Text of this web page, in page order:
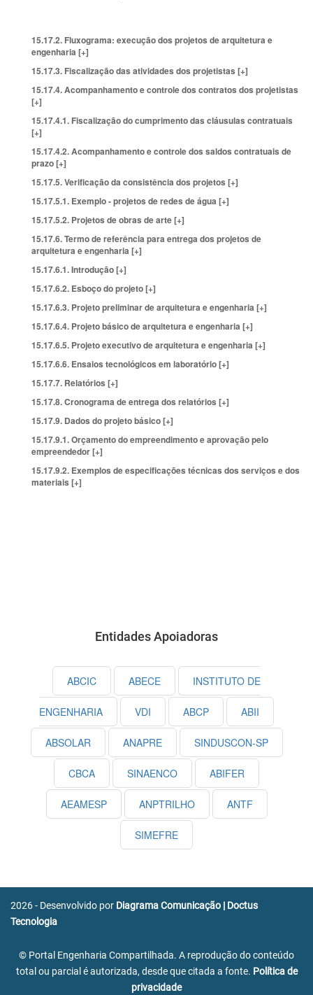
15.17.2. Fluxograma: execução dos projetos de arquitetura e
engenharia [+]
15.17.3. Fiscalização das atividades dos projetistas [+]
15.17.4. Acompanhamento e controle dos contratos dos projetistas
[+]
15.17.4.1. Fiscalização do cumprimento das cláusulas contratuais
[+]
15.17.4.2. Acompanhamento e controle dos saldos contratuais de
prazo [+]
15.17.5. Verificação da consistência dos projetos [+]
15.17.5.1. Exemplo - projetos de redes de água [+]
15.17.5.2. Projetos de obras de arte [+]
15.17.6. Termo de referência para entrega dos projetos de
arquitetura e engenharia [+]
15.17.6.1. Introdução [+]
15.17.6.2. Esboço do projeto [+]
15.17.6.3. Projeto preliminar de arquitetura e engenharia [+]
15.17.6.4. Projeto básico de arquitetura e engenharia [+]
15.17.6.5. Projeto executivo de arquitetura e engenharia [+]
15.17.6.6. Ensaios tecnológicos em laboratório [+]
15.17.7. Relatórios [+]
15.17.8. Cronograma de entrega dos relatórios [+]
15.17.9. Dados do projeto básico [+]
15.17.9.1. Orçamento do empreendimento e aprovação pelo
empreendedor [+]
15.17.9.2. Exemplos de especificações técnicas dos serviços e dos
materiais [+]
Entidades Apoiadoras
ABCIC ABECE INSTITUTO DE
ENGENHARIA VDI ABCP ABII
ABSOLAR ANAPRE SINDUSCON-SP
CBCA SINAENCO ABIFER
AEAMESP ANPTRILHO ANTF
SIMEFRE
2026 - Desenvolvido por Diagrama Comunicação | Doctus
Tecnologia
© Portal Engenharia Compartilhada. A reprodução do conteúdo
total ou parcial é autorizada, desde que citada a fonte. Política de
privacidade